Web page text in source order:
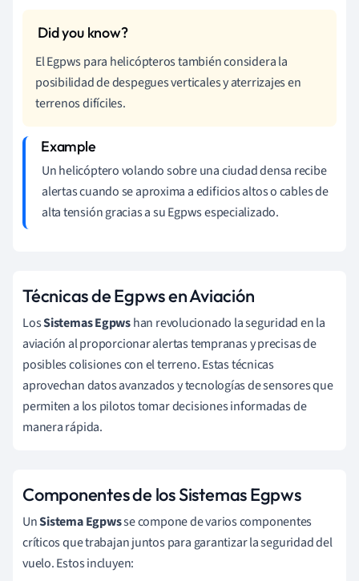
El Egpws para helicópteros también considera la
posibilidad de despegues verticales y aterrizajes en
terrenos difíciles.
Un helicóptero volando sobre una ciudad densa recibe
alertas cuando se aproxima a edificios altos o cables de
alta tensión gracias a su Egpws especializado.
Técnicas de Egpws en Aviación
LosSistemas Egpwshan revolucionado la seguridad en la
aviación al proporcionar alertas tempranas y precisas de
posibles colisiones con el terreno. Estas técnicas
aprovechan datos avanzados y tecnologías de sensores que
permiten a los pilotos tomar decisiones informadas de
manera rápida.
Componentes de los Sistemas Egpws
UnSistema Egpwsse compone de varios componentes
críticos que trabajan juntos para garantizar la seguridad del
vuelo. Estos incluyen: